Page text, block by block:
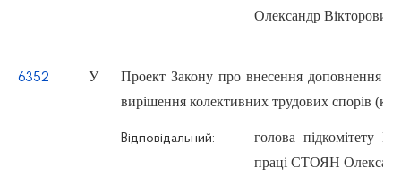
Олександр Вікторович
6352 У
Проект Закону про внесення доповнення
вирішення колективних трудових спорів
Відповідальний:
голова підкомітету
праці СТОЯН